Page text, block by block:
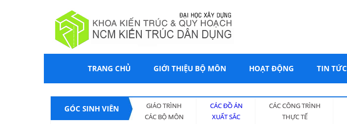
TRANG CHỦ GIỚI THIỆU BỘ MÔN HOẠT ĐỘNG TIN TỨC
GÓC SINH VIÊN
GIÁO TRÌNH
CÁC BỘ MÔN
CÁC ĐỒ ÁN
XUẤT SẮC
CÁC CÔNG TRÌNH
THỰC TẾ